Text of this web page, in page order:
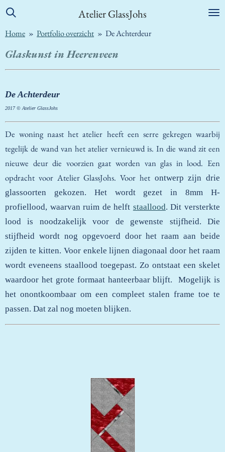
Ga
naar
hoofdinhoud
Atelier GlassJohs
Home » Portfolio overzicht » De Achterdeur
Glaskunst in Heerenveen
De Achterdeur
2017 © Atelier GlassJohs
De woning naast het atelier heeft een serre gekregen waarbij
tegelijk de wand van het atelier vernieuwd is. In die wand zit een
nieuwe deur die voorzien gaat worden van glas in lood. Een
opdracht voor Atelier GlassJohs. Voor hetontwerp zijn drie
glassoorten gekozen. Het wordt gezet in 8mm H-
profiellood, waarvan ruim de helft staallood. Dit versterkte
lood is noodzakelijk voor de gewenste stijfheid. Die
stijfheid wordt nog opgevoerd door het raam aan beide
zijden te kitten. Voor enkele lijnen diagonaal door het raam
wordt eveneens staallood toegepast. Zo ontstaat een skelet
waardoor het grote formaat hanteerbaar blijft. Mogelijk is
het onontkoombaar om een compleet stalen frame toe te
passen. Dat zal nog moeten blijken.